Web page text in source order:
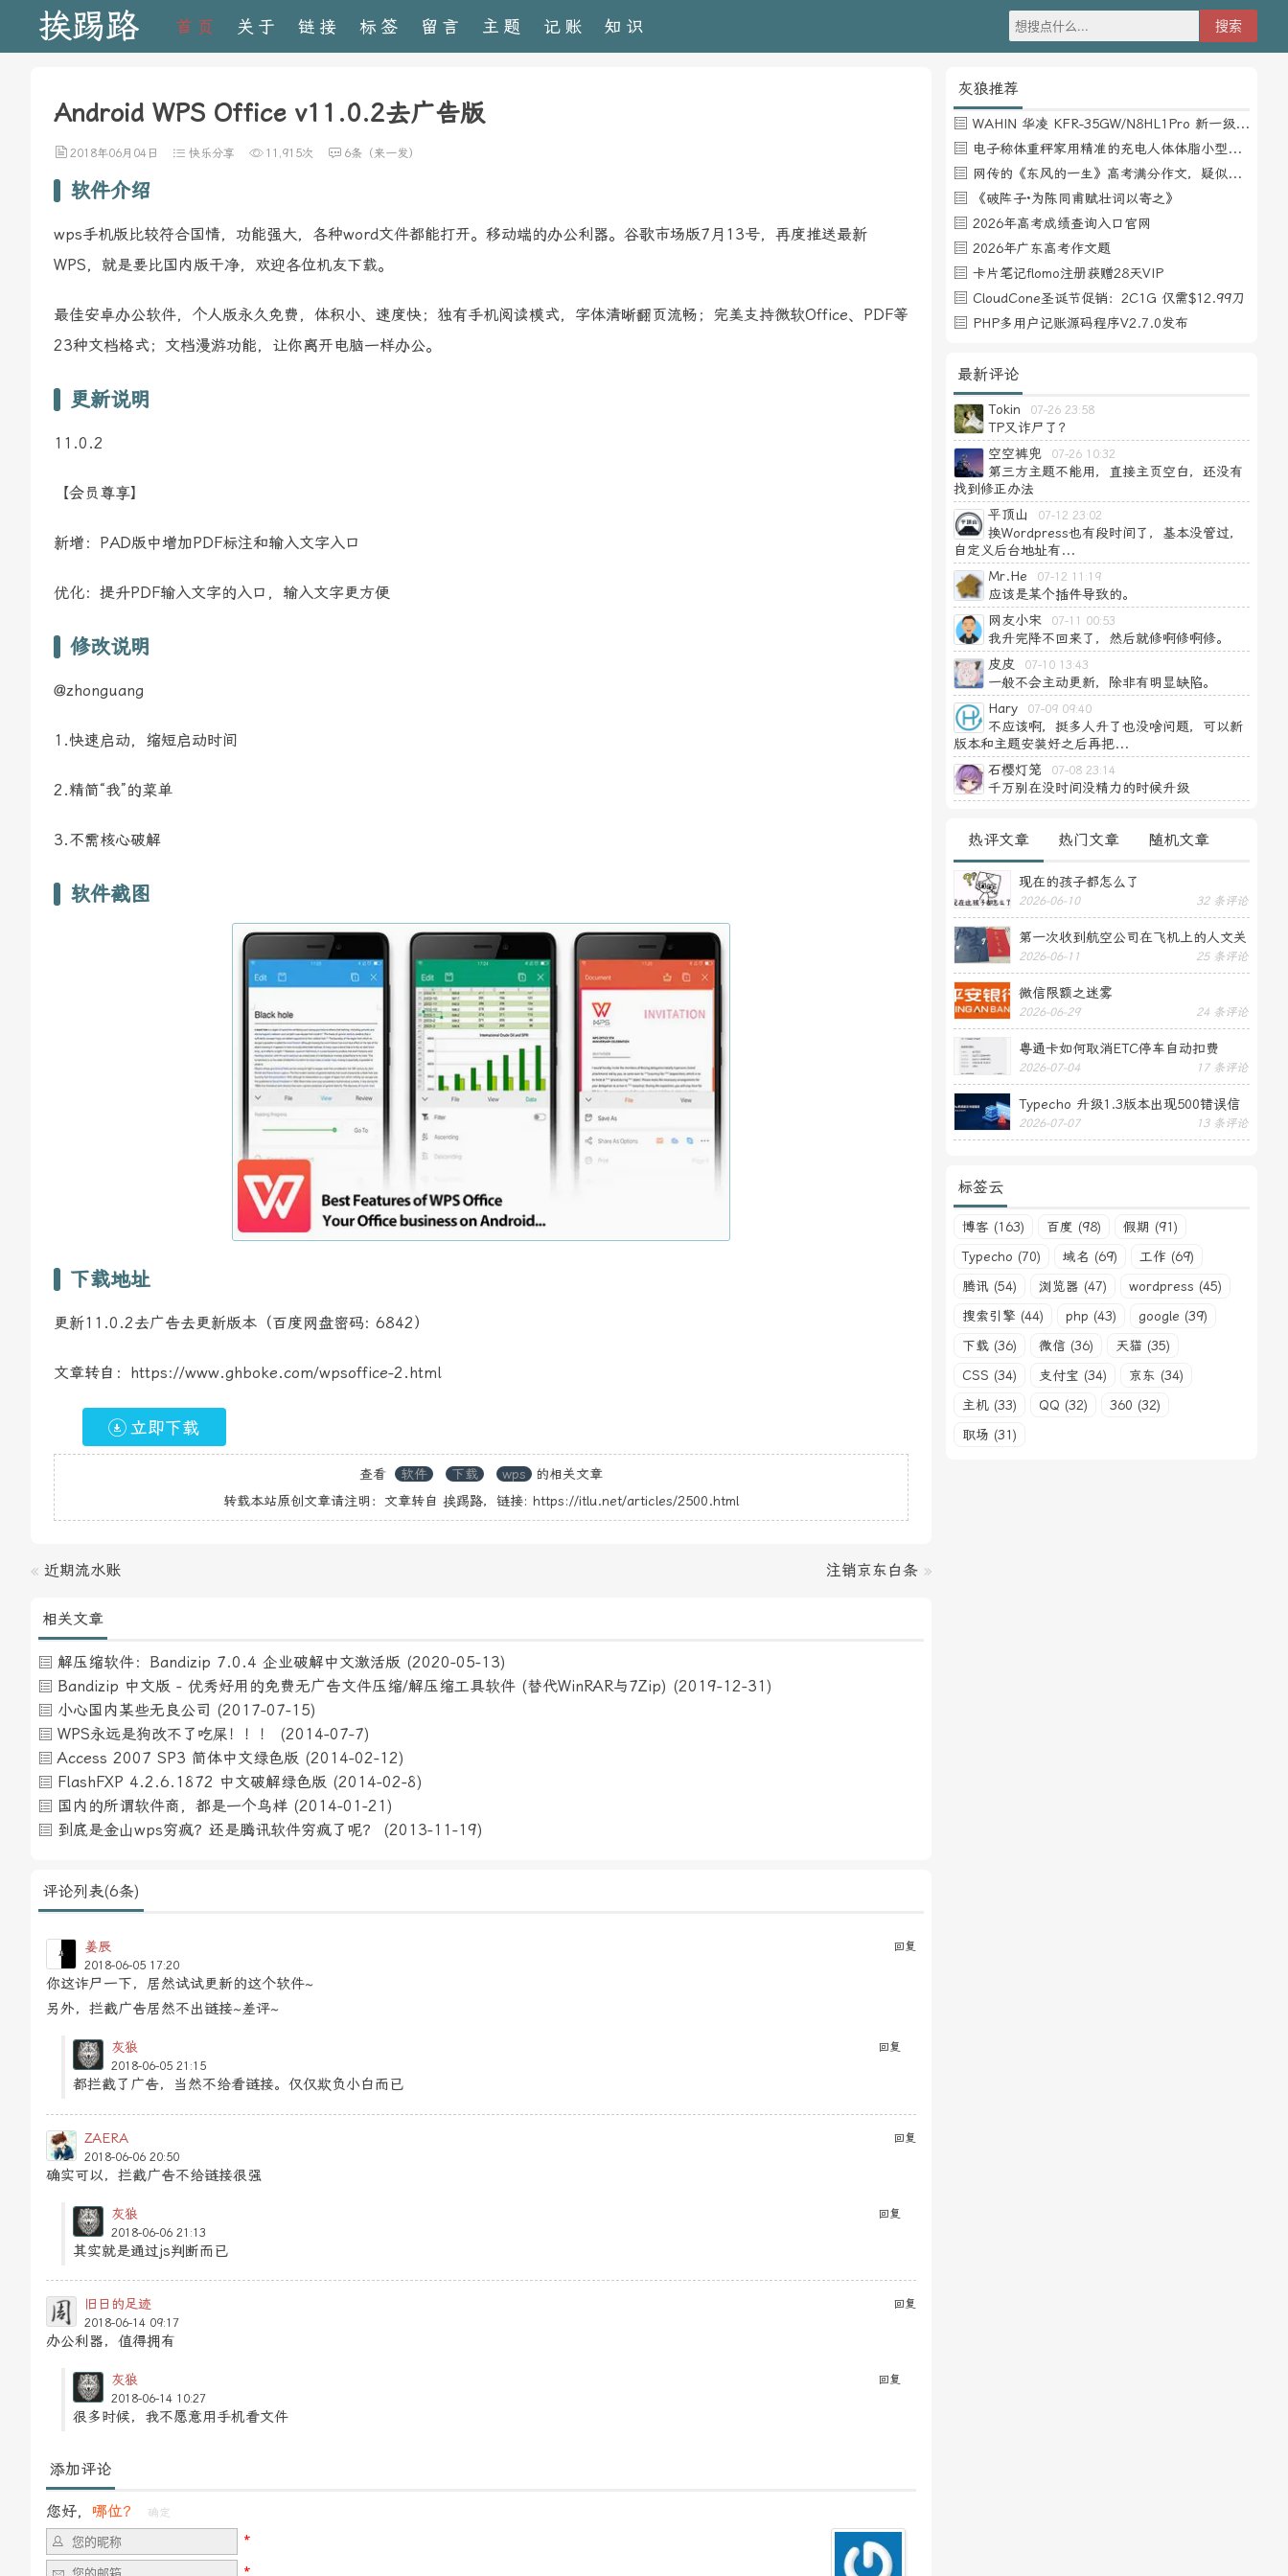
挨踢路 首页 关于 链接 标签 留言 主题 记账 知识
Android WPS Office v11.0.2去广告版
2018年06月04日 快乐分享 11,915次 6条（来一发）
软件介绍
wps手机版比较符合国情，功能强大，各种word文件都能打开。移动端的办公利器。谷歌市场版7月13号，再度推送最新
WPS，就是要比国内版干净，欢迎各位机友下载。
最佳安卓办公软件，个人版永久免费，体积小、速度快；独有手机阅读模式，字体清晰翻页流畅；完美支持微软Office、PDF等
23种文档格式；文档漫游功能，让你离开电脑一样办公。
更新说明
11.0.2
【会员尊享】
新增：PAD版中增加PDF标注和输入文字入口
优化：提升PDF输入文字的入口，输入文字更方便
修改说明
@zhonguang
1.快速启动，缩短启动时间
2.精简“我”的菜单
3.不需核心破解
软件截图
下载地址
更新11.0.2去广告去更新版本（百度网盘密码: 6842）
文章转自：https://www.ghboke.com/wpsoffice-2.html
立即下载
查看 软件 下载 wps
的相关文章
转载本站原创文章请注明：文章转自 挨踢路，链接: https://itlu.net/articles/2500.html
« 近期流水账 注销京东白条 »
相关文章
解压缩软件：Bandizip 7.0.4 企业破解中文激活版 (2020-05-13)
Bandizip 中文版 - 优秀好用的免费无广告文件压缩/解压缩工具软件 (替代WinRAR与7Zip) (2019-12-31)
小心国内某些无良公司 (2017-07-15)
WPS永远是狗改不了吃屎！！！
(2014-07-7)
Access 2007 SP3 简体中文绿色版 (2014-02-12)
FlashFXP 4.2.6.1872 中文破解绿色版 (2014-02-8)
国内的所谓软件商，都是一个鸟样 (2014-01-21)
到底是金山wps穷疯？还是腾讯软件穷疯了呢？
(2013-11-19)
评论列表(6条)
回复
姜辰
2018-06-05 17:20
你这诈尸一下，居然试试更新的这个软件~
另外，拦截广告居然不出链接~差评~
回复
灰狼
2018-06-05 21:15
都拦截了广告，当然不给看链接。仅仅欺负小白而已
回复
ZAERA
2018-06-06 20:50
确实可以，拦截广告不给链接很强
回复
灰狼
2018-06-06 21:13
其实就是通过js判断而已
回复
旧日的足迹
2018-06-14 09:17
办公利器，值得拥有
回复
灰狼
2018-06-14 10:27
很多时候，我不愿意用手机看文件
添加评论
您好， 哪位？ 确定
灰狼推荐
WAHIN 华凌 KFR-35GW/N8HL1Pro 新一级能效 壁挂式空调 1.5匹
电子称体重秤家用精准的充电人体体脂小型称重支持HUAWEI HiLink
网传的《东风的一生》高考满分作文，疑似自媒体或其他渠道炒作
《破阵子·为陈同甫赋壮词以寄之》
2026年高考成绩查询入口官网
2026年广东高考作文题
卡片笔记flomo注册获赠28天VIP
CloudCone圣诞节促销：2C1G 仅需$12.99刀
PHP多用户记账源码程序V2.7.0发布
最新评论
Tokin 07-26 23:58
TP又诈尸了？
空空裤兜
07-26 10:32
第三方主题不能用，直接主页空白，还没有
找到修正办法
平顶山
07-12 23:02
换Wordpress也有段时间了，基本没管过，
自定义后台地址有...
Mr.He
07-12 11:19
应该是某个插件导致的。
网友小宋
07-11 00:53
我升完降不回来了，然后就修啊修啊修。
皮皮
07-10 13:43
一般不会主动更新，除非有明显缺陷。
Hary
07-09 09:40
不应该啊，挺多人升了也没啥问题，可以新
版本和主题安装好之后再把...
石樱灯笼
07-08 23:14
千万别在没时间没精力的时候升级
热评文章 热门文章 随机文章
现在的孩子都怎么了
2026-06-10 32 条评论
第一次收到航空公司在飞机上的人文关
怀——送生日贺卡
2026-06-11 25 条评论
微信限额之迷雾
2026-06-29 24 条评论
粤通卡如何取消ETC停车自动扣费
2026-07-04 17 条评论
Typecho 升级1.3版本出现500错误信
息
2026-07-07 13 条评论
标签云
博客 (163) 百度 (98)
假期 (91)
Typecho (70)
域名 (69)
工作 (69)
腾讯 (54)
浏览器 (47)
wordpress (45)
搜索引擎 (44)
php (43)
google (39)
下载 (36)
微信 (36)
天猫 (35)
CSS (34)
支付宝 (34)
京东 (34)
主机 (33)
QQ (32)
360 (32)
职场 (31)